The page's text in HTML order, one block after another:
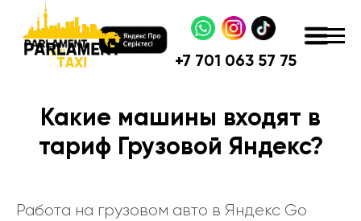
+7 701 063 57 75
Какие машины входят в
тариф Грузовой Яндекс?
Работа на грузовом авто в Яндекс Go